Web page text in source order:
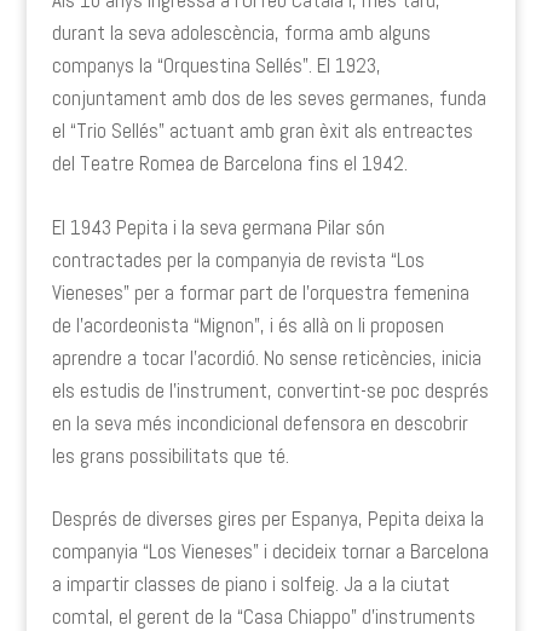
durant la seva adolescència, forma amb alguns
companys la “Orquestina Sellés”. El 1923,
conjuntament amb dos de les seves germanes, funda
el “Trio Sellés” actuant amb gran èxit als entreactes
del Teatre Romea de Barcelona fins el 1942.
El 1943 Pepita i la seva germana Pilar són
contractades per la companyia de revista “Los
Vieneses” per a formar part de l’orquestra femenina
de l’acordeonista “Mignon”, i és allà on li proposen
aprendre a tocar l’acordió. No sense reticències, inicia
els estudis de l’instrument, convertint-se poc després
en la seva més incondicional defensora en descobrir
les grans possibilitats que té.
Després de diverses gires per Espanya, Pepita deixa la
companyia “Los Vieneses” i decideix tornar a Barcelona
a impartir classes de piano i solfeig. Ja a la ciutat
comtal, el gerent de la “Casa Chiappo” d’instruments